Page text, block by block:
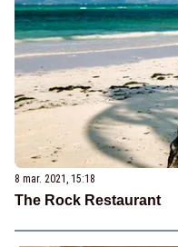
8 mar. 2021, 15:18
The Rock Restaurant